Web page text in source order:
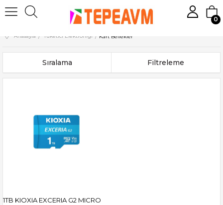
0
Anasayfa Tüketici Elektroniği Kart Bellekler
Filtreleme
Sıralama
1TB KIOXIA EXCERIA G2 MICRO